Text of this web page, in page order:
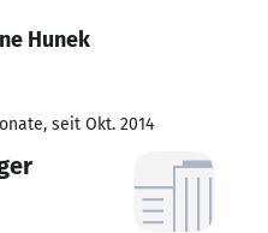
Hunek
seit Okt. 2014